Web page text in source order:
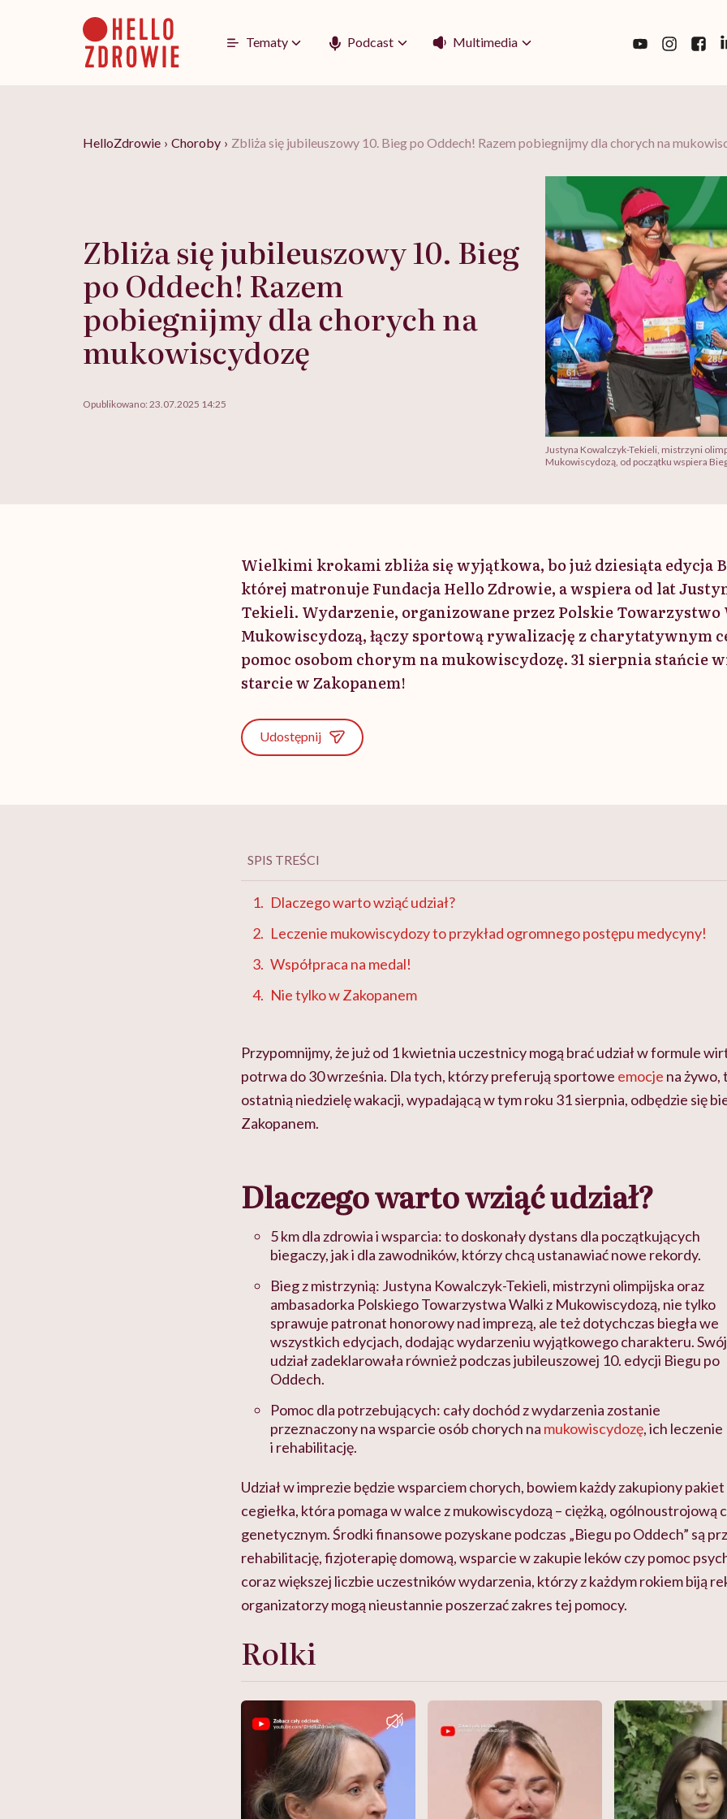
Tematy Podcast Multimedia
HelloZdrowie › Choroby › Zbliża się jubileuszowy 10. Bieg po Oddech! Razem pobiegnijmy dla chorych na
Zbliża się jubileuszowy 10. Bieg
po Oddech! Razem
pobiegnijmy dla chorych na
mukowiscydozę
Opublikowano: 23.07.2025 14:25
Justyna Kowalczyk-Tekieli, mistrzyni
Mukowiscydozą, od początku wspiera
Wielkimi krokami zbliża się wyjątkowa, bo już dziesiąta edycja
której matronuje Fundacja Hello Zdrowie, a wspiera od lat
Tekieli. Wydarzenie, organizowane przez Polskie Towarzystwo
Mukowiscydozą, łączy sportową rywalizację z charytatywnym
pomoc osobom chorym na mukowiscydozę. 31 sierpnia stańcie
starcie w Zakopanem!
Udostępnij
SPIS TREŚCI
Dlaczego warto wziąć udział?
Leczenie mukowiscydozy to przykład ogromnego postępu medycyny!
Współpraca na medal!
Nie tylko w Zakopanem
Przypomnijmy, że już od 1 kwietnia uczestnicy mogą brać udział w formule
potrwa do 30 września. Dla tych, którzy preferują sportowe emocje na żywo,
ostatnią niedzielę wakacji, wypadającą w tym roku 31 sierpnia, odbędzie się
Zakopanem.
Dlaczego warto wziąć udział?
5 km dla zdrowia i wsparcia: to doskonały dystans dla początkujących
biegaczy, jak i dla zawodników, którzy chcą ustanawiać nowe rekordy.
Bieg z mistrzynią: Justyna Kowalczyk-Tekieli, mistrzyni olimpijska oraz
ambasadorka Polskiego Towarzystwa Walki z Mukowiscydozą, nie tylko
sprawuje patronat honorowy nad imprezą, ale też dotychczas biegła we
wszystkich edycjach, dodając wydarzeniu wyjątkowego charakteru. Swój
udział zadeklarowała również podczas jubileuszowej 10. edycji Biegu po
Oddech.
Pomoc dla potrzebujących: cały dochód z wydarzenia zostanie
przeznaczony na wsparcie osób chorych na mukowiscydozę, ich leczenie
i rehabilitację.
Udział w imprezie będzie wsparciem chorych, bowiem każdy zakupiony
cegiełka, która pomaga w walce z mukowiscydozą – ciężką, ogólnoustrojową
genetycznym. Środki finansowe pozyskane podczas „Biegu po Oddech” są
rehabilitację, fizjoterapię domową, wsparcie w zakupie leków czy pomoc
coraz większej liczbie uczestników wydarzenia, którzy z każdym rokiem biją
organizatorzy mogą nieustannie poszerzać zakres tej pomocy.
Rolki